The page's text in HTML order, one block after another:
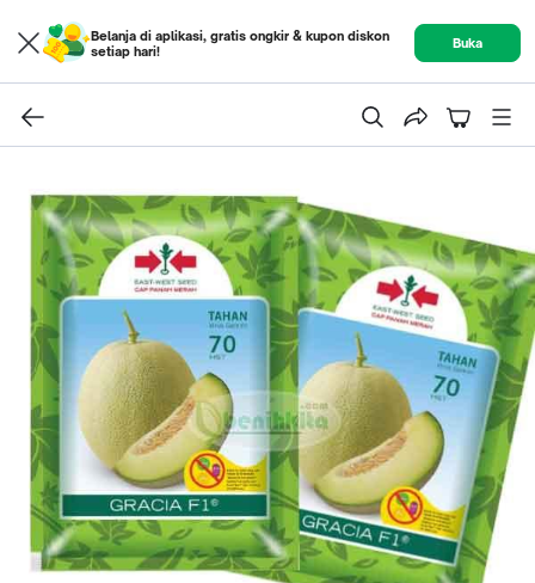
Belanja di aplikasi, gratis ongkir & kupon diskon
setiap hari!
Buka